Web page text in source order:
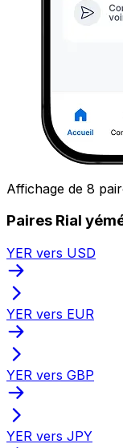
Affichage de 8
Paires Rial
YER vers USD
YER vers EUR
YER vers GBP
YER vers JPY